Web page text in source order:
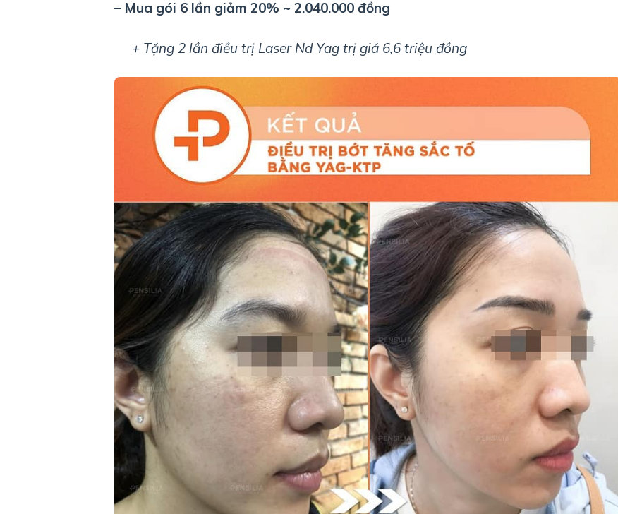
– Mua gói 6 lần giảm 20% ~ 2.040.000 đồng
+ Tặng 2 lần điều trị Laser Nd Yag trị giá 6,6 triệu đồng